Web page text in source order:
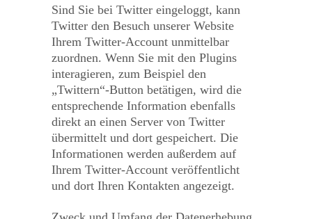
Sind Sie bei Twitter eingeloggt, kann
Twitter den Besuch unserer Website
Ihrem Twitter-Account unmittelbar
zuordnen. Wenn Sie mit den Plugins
interagieren, zum Beispiel den
„Twittern“-Button betätigen, wird die
entsprechende Information ebenfalls
direkt an einen Server von Twitter
übermittelt und dort gespeichert. Die
Informationen werden außerdem auf
Ihrem Twitter-Account veröffentlicht
und dort Ihren Kontakten angezeigt.